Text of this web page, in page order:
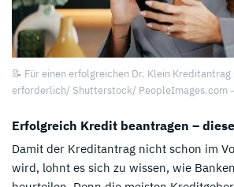
📝 Für einen erfolgreichen Dr. Klein
erforderlich/ Shutterstock/ PeopleImages.com
Erfolgreich Kredit beantragen –
Damit der Kreditantrag nicht schon im
wird, lohnt es sich zu wissen, wie